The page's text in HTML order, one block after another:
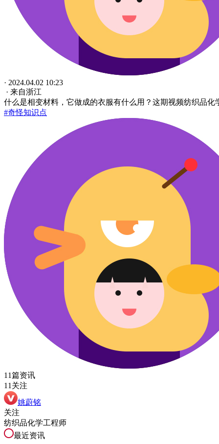
· 2024.04.02 10:23
· 来自浙江
什么是相变材料，它做成的衣服有什么用？这期视频纺织品化
#奇怪知识点
11篇资讯
11关注
姚蔚铭
关注
纺织品化学工程师
最近资讯